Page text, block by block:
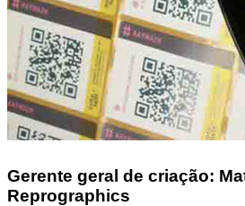
Gerente geral de criação:
Reprographics